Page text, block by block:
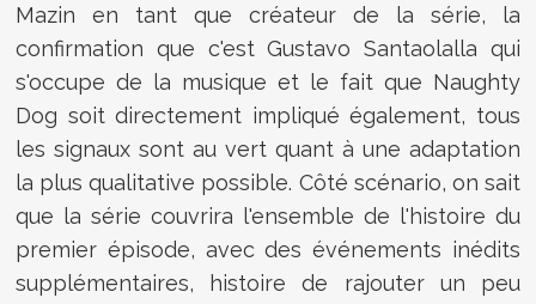
Mazin en tant que créateur de la série, la
confirmation que c'est Gustavo Santaolalla qui
s'occupe de la musique et le fait que Naughty
Dog soit directement impliqué également, tous
les signaux sont au vert quant à une adaptation
la plus qualitative possible. Côté scénario, on sait
que la série couvrira l'ensemble de l'histoire du
premier épisode, avec des événements inédits
supplémentaires, histoire de rajouter un peu